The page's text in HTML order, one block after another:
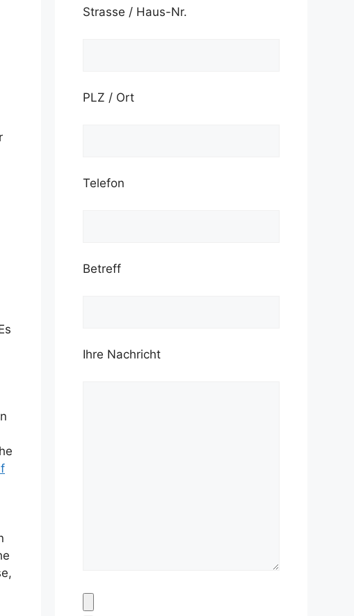
Strasse / Haus-Nr.
PLZ / Ort
Telefon
Betreff
Ihre Nachricht